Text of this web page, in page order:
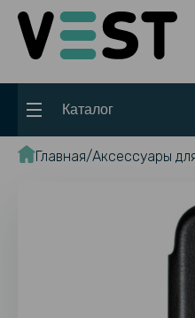
Каталог
Главная Аксессуары